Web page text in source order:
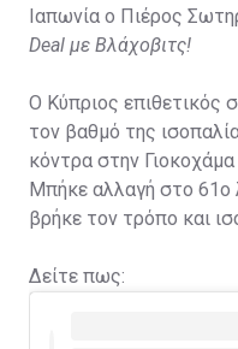
Ιαπωνία ο Πιέρος
Deal με Βλάχοβιτς!
Ο Κύπριος επιθετικός
τον βαθμό της
κόντρα στην Γιοκοχάμα
Μπήκε αλλαγή στο 61ο
βρήκε τον τρόπο και
Δείτε πως: